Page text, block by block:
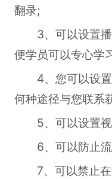
翻录;
3、可以设置播
便学员可以专心学
4、您可以设置
何种途径与您联系
5、可以设置视
6、可以防止流
7、可以禁止在